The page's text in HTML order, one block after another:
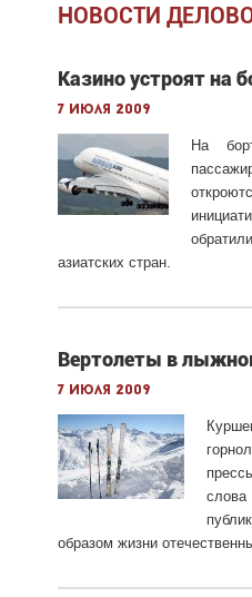
НОВОСТИ
Казино устроят на
7 июля 2009
На
азиатских стран.
Вертолеты в
7 июля 2009
образом жизни